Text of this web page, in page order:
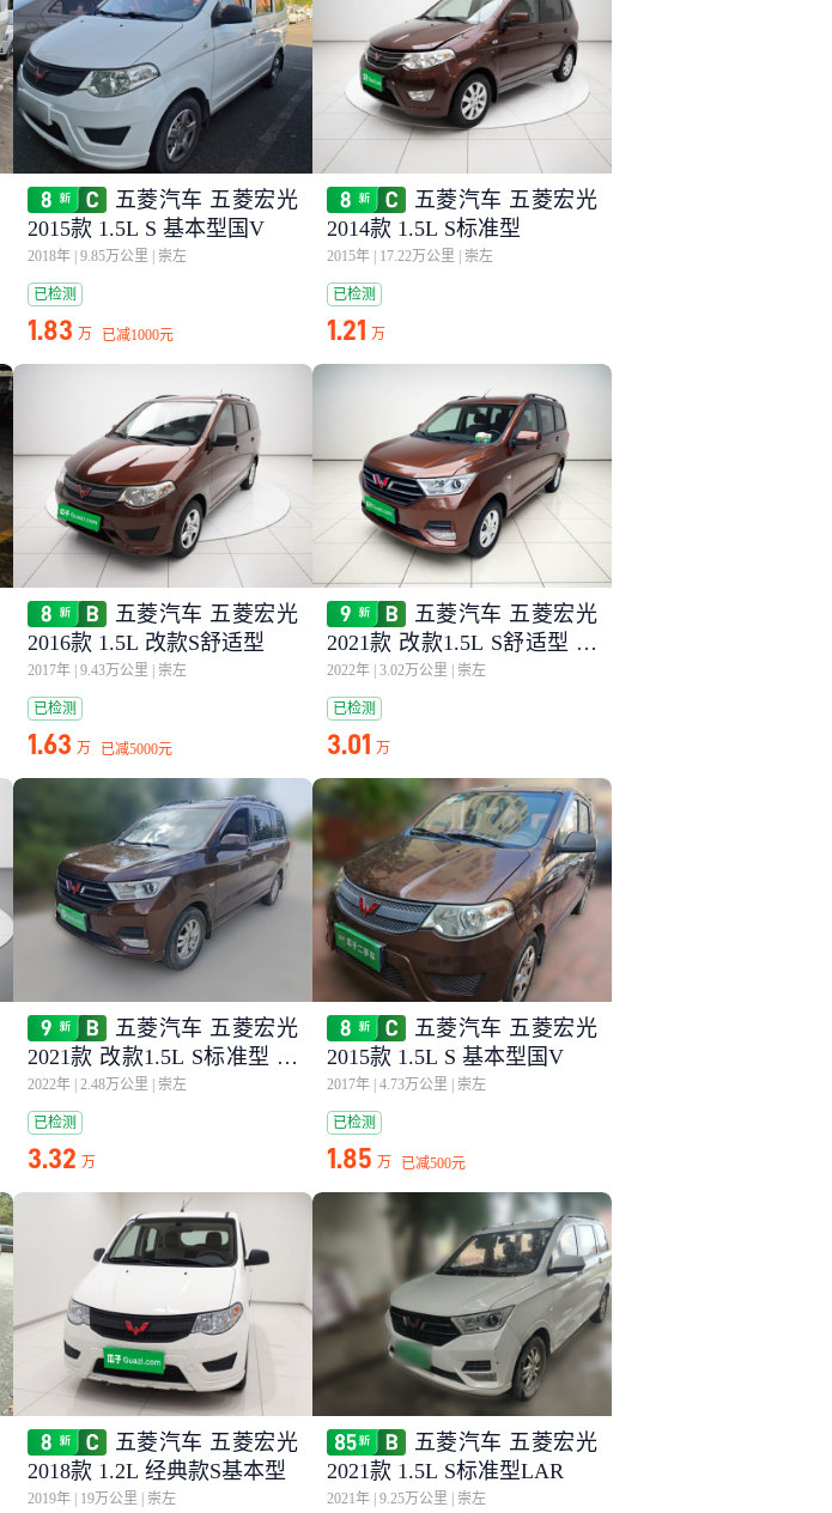
五菱汽车 五菱宏光
2015款 1.5L S 基本型国V
2018年 9.85万公里 崇左
已检测
1.83 万 已减1000元
五菱汽车 五菱宏光
2014款 1.5L S标准型
2015年 17.22万公里 崇左
已检测
1.21 万
五菱汽车 五菱宏光
2016款 1.5L 改款S舒适型
2017年 9.43万公里 崇左
已检测
1.63 万 已减5000元
五菱汽车 五菱宏光
2021款 改款1.5L S舒适型 电
动助力LAR
2022年 3.02万公里 崇左
已检测
3.01 万
五菱汽车 五菱宏光
2021款 改款1.5L S标准型 电
动助力LAR
2022年 2.48万公里 崇左
已检测
3.32 万
五菱汽车 五菱宏光
2015款 1.5L S 基本型国V
2017年 4.73万公里 崇左
已检测
1.85 万 已减500元
五菱汽车 五菱宏光
2018款 1.2L 经典款S基本型
2019年 19万公里 崇左
五菱汽车 五菱宏光
2021款 1.5L S标准型LAR
2021年 9.25万公里 崇左